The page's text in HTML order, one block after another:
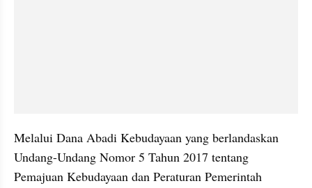
Melalui Dana Abadi Kebudayaan yang berlandaskan
Undang-Undang Nomor 5 Tahun 2017 tentang
Pemajuan Kebudayaan dan Peraturan Pemerintah